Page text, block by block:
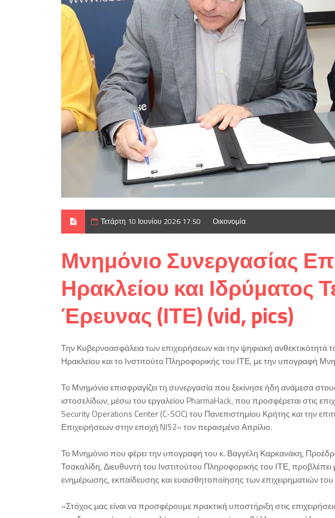
Τετάρτη 10 Ιουνίου 2026 17:50 Οικονομία
Μνημόνιο Συνεργασίας
Ηρακλείου και Ιδρύματος
Έρευνας (ΙΤΕ) (vid, pics)
Την Κυβερνοασφάλεια των επιχειρήσεων και την ψηφιακή
Ηρακλείου και το Ινστιτούτο Πληροφορικής του ΙΤΕ, με την υπογραφή
Το Μνημόνιο επισφραγίζει τη συνεργασία που ξεκίνησε ήδη ανάμεσα
ιστοσελίδων, μέσω του εργαλείου PharmaHack, που προσφέρεται στις
Security Operations Center (C-SOC) του Πανεπιστημίου Κρήτης και την
Επιχειρήσεων στην εποχή NIS2» τον περασμένο Απρίλιο.
Το Μνημόνιο που φέρει την υπογραφή του κ. Βαγγέλη Καρκανάκη,
Τσακαλίδη, Διευθυντή του Ινστιτούτου Πληροφορικής του ΙΤΕ,
ενημέρωσης, εκπαίδευσης και ευαισθητοποίησης των επιχειρηματιών
«Στόχος μας είναι να προσφέρουμε πρακτική υποστήριξη στις